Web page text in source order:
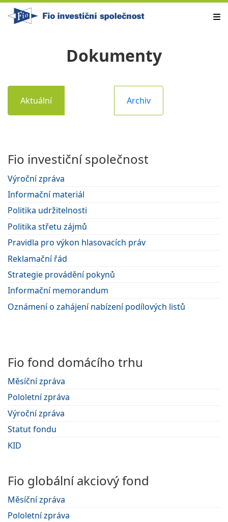
Dokumenty
Aktuální Archiv
Fio investiční společnost
Výroční zpráva
Informační materiál
Politika udržitelnosti
Politika střetu zájmů
Pravidla pro výkon hlasovacích práv
Reklamační řád
Strategie provádění pokynů
Informační memorandum
Oznámení o zahájení nabízení podílových listů
Fio fond domácího trhu
Měsíční zpráva
Pololetní zpráva
Výroční zpráva
Statut fondu
KID
Fio globální akciový fond
Měsíční zpráva
Pololetní zpráva